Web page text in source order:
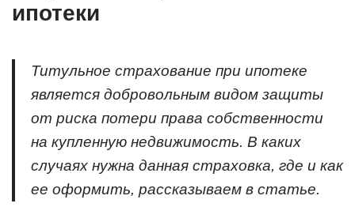
ипотеки
Титульное страхование при ипотеке
является добровольным видом защиты
от риска потери права собственности
на купленную недвижимость. В каких
случаях нужна данная страховка, где и как
ее оформить, рассказываем в статье.